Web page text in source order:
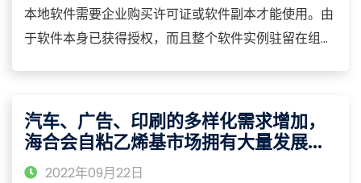
本地软件需要企业购买许可证或软件副本才能使用。由
于软件本身已获得授权，而且整个软件实例驻留在组织
关的成本可能比云计算环境高很多。基于云的智能地板
利用虚拟技术在异地托管应用程序。
汽车、广告、印刷的多样化需求增加，
海合会自粘乙烯基市场拥有大量发展机
会 2022年09月22日